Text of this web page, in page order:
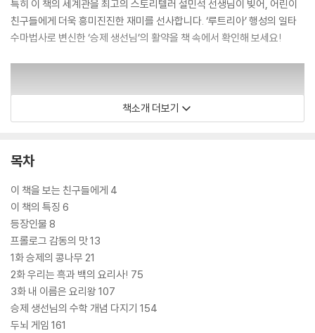
특히 이 책의 세계관을 최고의 스토리텔러 설민석 선생님이 빚어, 어린이
친구들에게 더욱 흥미진진한 재미를 선사합니다. ‘루트리아’ 행성의 일타
수마법사로 변신한 ‘승제 생선님’의 활약을 책 속에서 확인해 보세요!
책소개 더보기
목차
이 책을 보는 친구들에게 4
이 책의 특징 6
등장인물 8
프롤로그 감동의 맛 13
1화 승제의 콩나무 21
2화 우리는 흑과 백의 요리사! 75
3화 내 이름은 요리왕 107
승제 생선님의 수학 개념 다지기 154
두뇌 게임 161